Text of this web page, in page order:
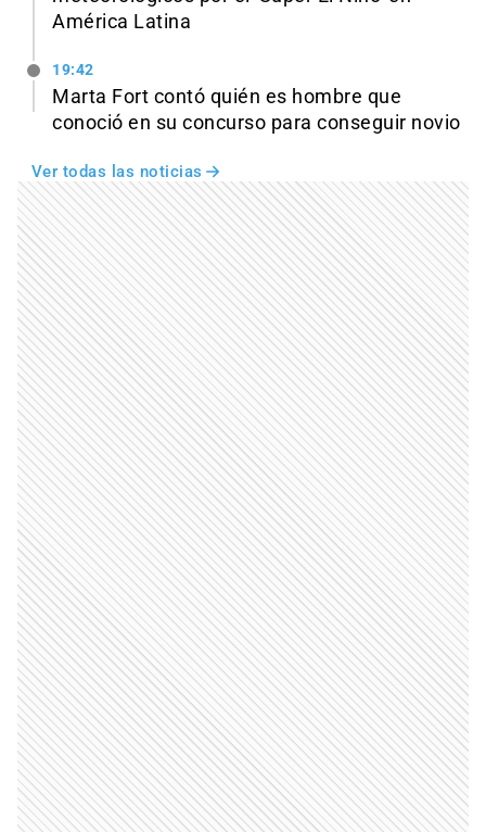
América Latina
19:42
Marta Fort contó quién es hombre que
conoció en su concurso para conseguir novio
Ver todas las noticias